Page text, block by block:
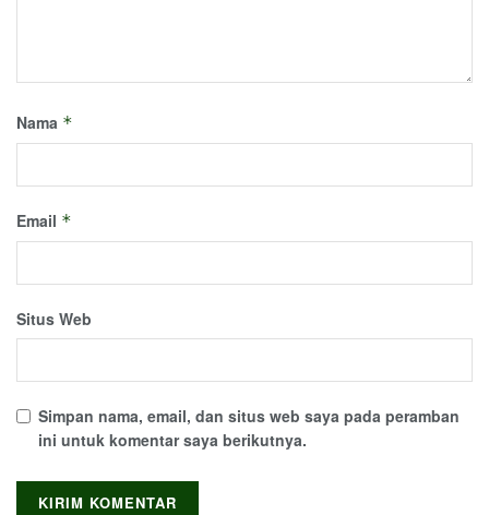
Nama *
Email *
Situs Web
Simpan nama, email, dan situs web saya pada peramban
ini untuk komentar saya berikutnya.